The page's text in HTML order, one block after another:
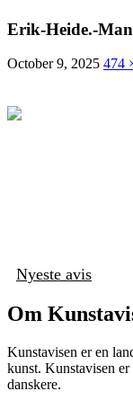
Erik-Heide.-
October 9, 2025 474
Nyeste avis
Om
Kunstavisen er en
kunst. Kunstavisen
danskere.